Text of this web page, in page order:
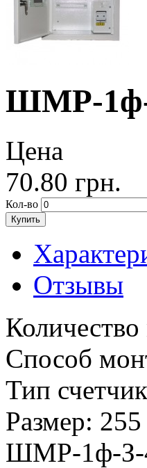
ШМР-1ф-
Цена
70.80 грн.
Кол-во
Купить
Отзывы
Способ
Тип
Размер:
ШМР-1ф-З-